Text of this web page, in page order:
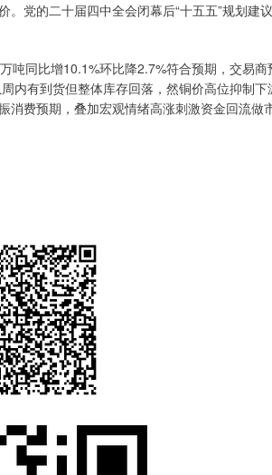
党的二十届四中全会闭幕后“十五五”规划建议
同比增10.1%环比降2.7%符合预期，交易商
内有到货但整体库存回落，然铜价高位抑制
费预期，叠加宏观情绪高涨刺激资金回流做